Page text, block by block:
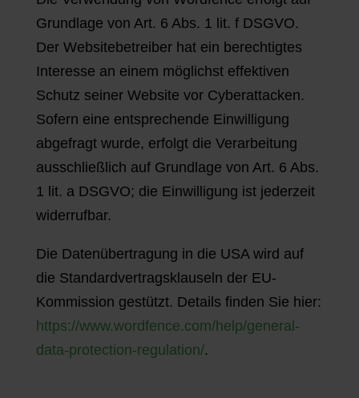
Grundlage von Art. 6 Abs. 1 lit. f DSGVO.
Der Websitebetreiber hat ein berechtigtes
Interesse an einem möglichst effektiven
Schutz seiner Website vor Cyberattacken.
Sofern eine entsprechende Einwilligung
abgefragt wurde, erfolgt die Verarbeitung
ausschließlich auf Grundlage von Art. 6 Abs.
1 lit. a DSGVO; die Einwilligung ist jederzeit
widerrufbar.
Die Datenübertragung in die USA wird auf
die Standardvertragsklauseln der EU-
Kommission gestützt. Details finden Sie hier:
https://www.wordfence.com/help/general-
data-protection-regulation/.